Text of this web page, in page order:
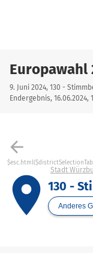
Europawahl
9. Juni 2024, 130 -
Endergebnis, 16.06.2024,
arrow_back
place
Stadt
130 -
Anderes